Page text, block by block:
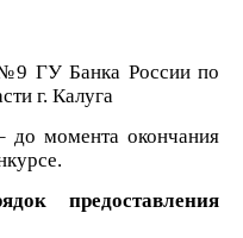
ГУ Банка России по
г. Калуга
до момента окончания
предоставления